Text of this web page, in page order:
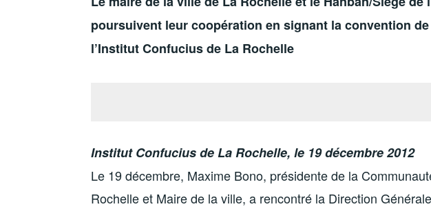
poursuivent leur coopération en signant la convention
l’Institut Confucius de La Rochelle
Institut Confucius de La Rochelle, le 19 décembre 2012
Le 19 décembre, Maxime Bono, présidente de la
Rochelle et Maire de la ville, a rencontré la Direction